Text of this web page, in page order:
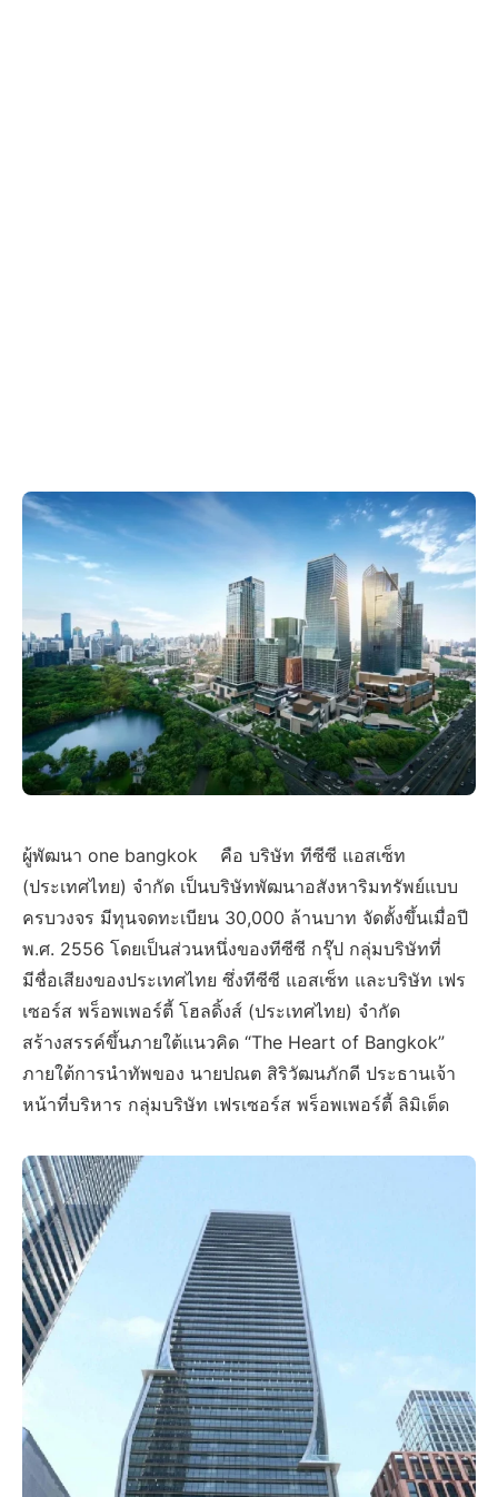
ผู้พัฒนา one bangkok คือ บริษัท ทีซีซี แอสเซ็ท
(ประเทศไทย) จำกัด เป็นบริษัทพัฒนาอสังหาริมทรัพย์แบบ
ครบวงจร มีทุนจดทะเบียน 30,000 ล้านบาท จัดตั้งขึ้นเมื่อปี
พ.ศ. 2556 โดยเป็นส่วนหนึ่งของทีซีซี กรุ๊ป กลุ่มบริษัทที่
มีชื่อเสียงของประเทศไทย ซึ่งทีซีซี แอสเซ็ท และบริษัท เฟร
เซอร์ส พร็อพเพอร์ตี้ โฮลดิ้งส์ (ประเทศไทย) จำกัด
สร้างสรรค์ขึ้นภายใต้แนวคิด “The Heart of Bangkok”
ภายใต้การนำทัพของ นายปณต สิริวัฒนภักดี ประธานเจ้า
หน้าที่บริหาร กลุ่มบริษัท เฟรเซอร์ส พร็อพเพอร์ตี้ ลิมิเต็ด